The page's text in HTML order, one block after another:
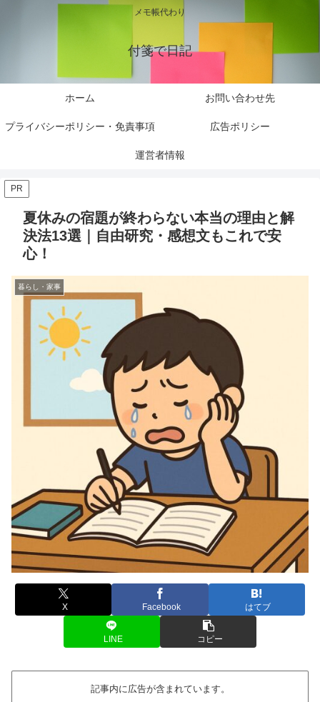
メモ帳代わり
付箋で日記
ホーム お問い合わせ先
プライバシーポリシー・免責事項 広告ポリシー
運営者情報
PR
夏休みの宿題が終わらない本当の理由と解
決法13選｜自由研究・感想文もこれで安
心！
暮らし・家事
X Facebook はてブ
LINE コピー
記事内に広告が含まれています。